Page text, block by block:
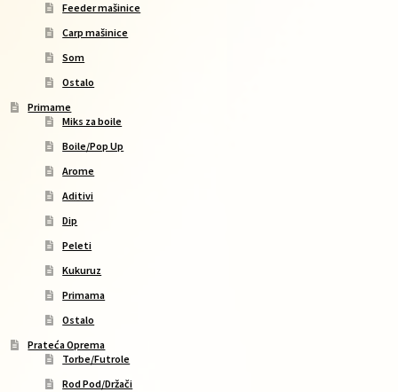
Feeder mašinice
Carp mašinice
Som
Ostalo
Primame
Miks za boile
Boile/Pop Up
Arome
Aditivi
Dip
Peleti
Kukuruz
Primama
Ostalo
Prateća Oprema
Torbe/Futrole
Rod Pod/Držači